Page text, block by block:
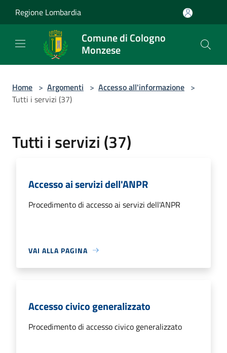
Regione Lombardia
Comune di Cologno
Monzese
Home > Argomenti > Accesso all'informazione >
Tutti i servizi (37)
Tutti i servizi (37)
Accesso ai servizi dell'ANPR
Procedimento di accesso ai servizi dell'ANPR
VAI ALLA PAGINA
Accesso civico generalizzato
Procedimento di accesso civico generalizzato